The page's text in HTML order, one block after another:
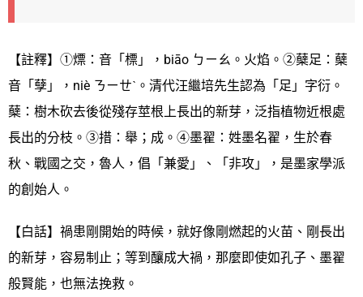
【註釋】①熛：音「標」，biāo ㄅㄧㄠ。火焰。②蘖足：蘖
音「孽」，niè ㄋㄧㄝˋ。清代汪繼培先生認為「足」字衍。
蘖：樹木砍去後從殘存莖根上長出的新芽，泛指植物近根處
長出的分枝。③措：舉；成。④墨翟：姓墨名翟，生於春
秋、戰國之交，魯人，倡「兼愛」、「非攻」，是墨家學派
的創始人。
【白話】禍患剛開始的時候，就好像剛燃起的火苗、剛長出
的新芽，容易制止；等到釀成大禍，那麼即使如孔子、墨翟
般賢能，也無法挽救。